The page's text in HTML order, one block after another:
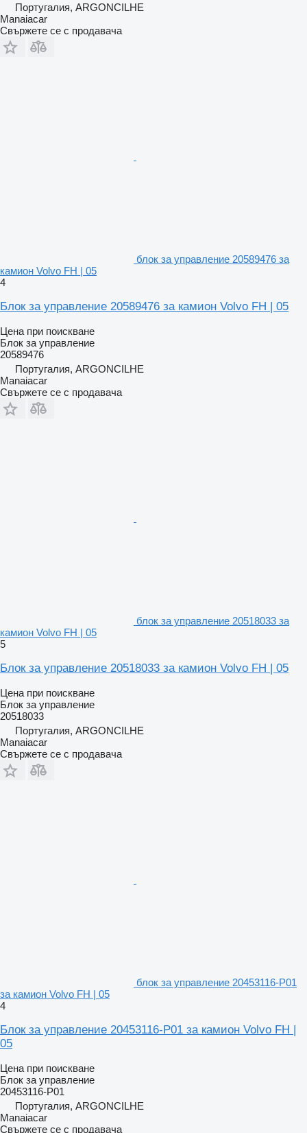
Португалия, ARGONCILHE
Manaiacar
Свържете се с продавача
блок за управление 20589476 за
камион Volvo FH | 05
4
Блок за управление 20589476 за камион Volvo FH | 05
Цена при поискване
Блок за управление
20589476
Португалия, ARGONCILHE
Manaiacar
Свържете се с продавача
блок за управление 20518033 за
камион Volvo FH | 05
5
Блок за управление 20518033 за камион Volvo FH | 05
Цена при поискване
Блок за управление
20518033
Португалия, ARGONCILHE
Manaiacar
Свържете се с продавача
блок за управление 20453116-P01
за камион Volvo FH | 05
4
Блок за управление 20453116-P01 за камион Volvo FH |
05
Цена при поискване
Блок за управление
20453116-P01
Португалия, ARGONCILHE
Manaiacar
Свържете се с продавача